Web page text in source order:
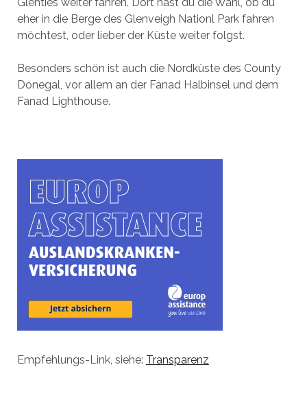
eher in die Berge des Glenveigh Nationl Park fahren
möchtest, oder lieber der Küste weiter folgst.
Besonders schön ist auch die Nordküste des County
Donegal, vor allem an der Fanad Halbinsel und dem
Fanad Lighthouse.
Empfehlungs-Link, siehe: Transparenz